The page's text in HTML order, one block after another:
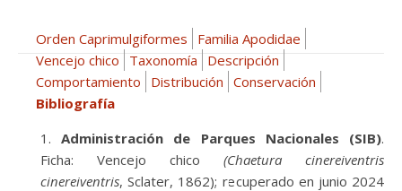
Orden Caprimulgiformes
Familia Apodidae
Vencejo chico
Taxonomía
Descripción
Comportamiento
Distribución Conservación
Bibliografía
Administración de Parques Nacionales (SIB).
Ficha: Vencejo chico (Chaetura cinereiventris
cinereiventris, Sclater, 1862); recuperado en junio 2024